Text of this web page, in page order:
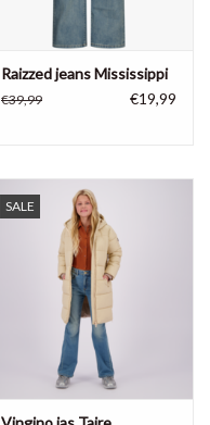
Raizzed jeans Mississippi
€39,99 €19,99
SALE